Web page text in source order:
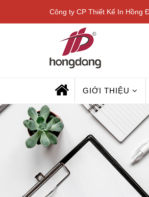
Công ty CP Thiết Kế In Hồng
GIỚI THIỆU